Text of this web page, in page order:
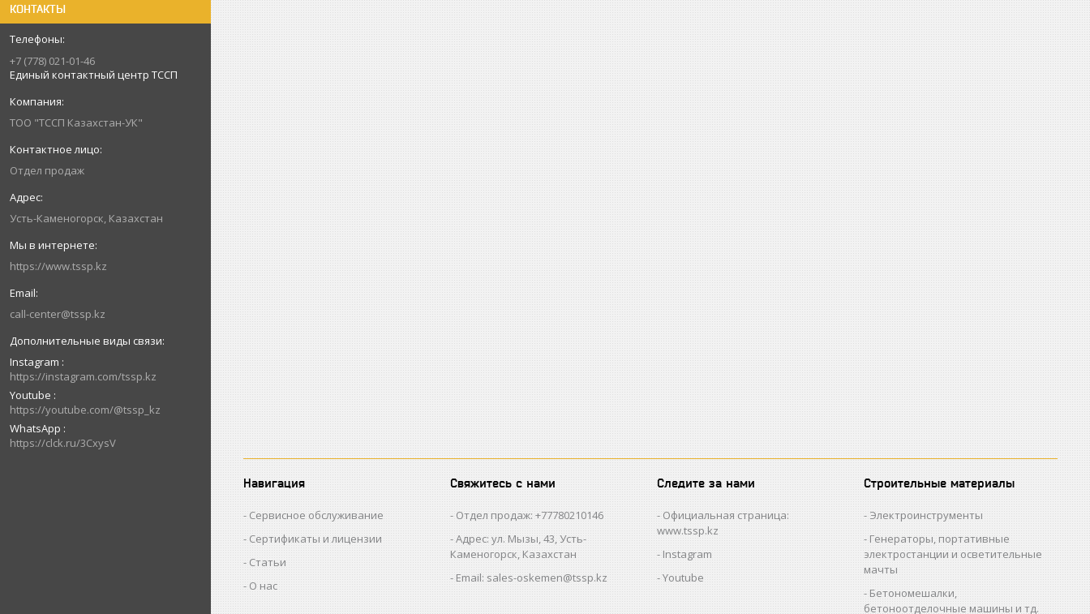
КОНТАКТЫ
+7 (778) 021-01-46
Единый контактный центр ТССП
ТОО "ТССП Казахстан-УК"
Отдел продаж
Усть-Каменогорск, Казахстан
https://www.tssp.kz
call-center@tssp.kz
Instagram
https://instagram.com/tssp.kz
Youtube
https://youtube.com/@tssp_kz
WhatsApp
https://clck.ru/3CxysV
Навигация
Сервисное обслуживание
Сертификаты и лицензии
Статьи
О нас
Свяжитесь с нами
Отдел продаж: +77780210146
Адрес: ул. Мызы, 43, Усть-
Каменогорск, Казахстан
Email: sales-oskemen@tssp.kz
Следите за нами
Официальная страница:
www.tssp.kz
Instagram
Youtube
Строительные материалы
Электроинструменты
Генераторы, портативные
электростанции и осветительные
мачты
Бетономешалки,
бетоноотделочные машины и тд.